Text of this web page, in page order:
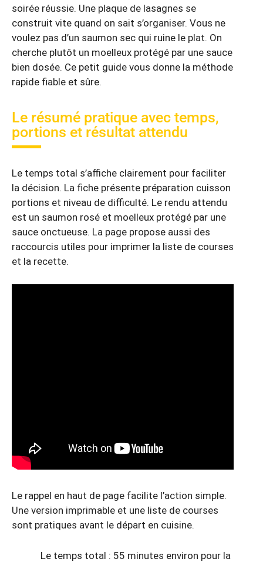
soirée réussie. Une plaque de lasagnes se
construit vite quand on sait s’organiser. Vous ne
voulez pas d’un saumon sec qui ruine le plat. On
cherche plutôt un moelleux protégé par une sauce
bien dosée. Ce petit guide vous donne la méthode
rapide fiable et sûre.
Le résumé pratique avec temps,
portions et résultat attendu
Le temps total s’affiche clairement pour faciliter
la décision. La fiche présente préparation cuisson
portions et niveau de difficulté. Le rendu attendu
est un saumon rosé et moelleux protégé par une
sauce onctueuse. La page propose aussi des
raccourcis utiles pour imprimer la liste de courses
et la recette.
Le rappel en haut de page facilite l’action simple.
Une version imprimable et une liste de courses
sont pratiques avant le départ en cuisine.
Le temps total : 55 minutes environ pour la